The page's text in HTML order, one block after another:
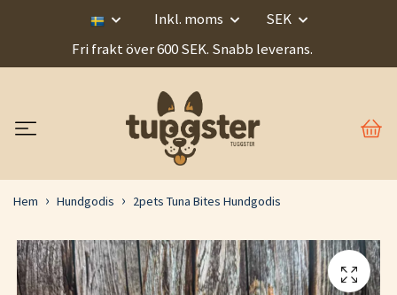
Inkl. moms
SEK
Fri frakt över 600 SEK. Snabb leverans.
Hem Hundgodis 2pets Tuna Bites Hundgodis